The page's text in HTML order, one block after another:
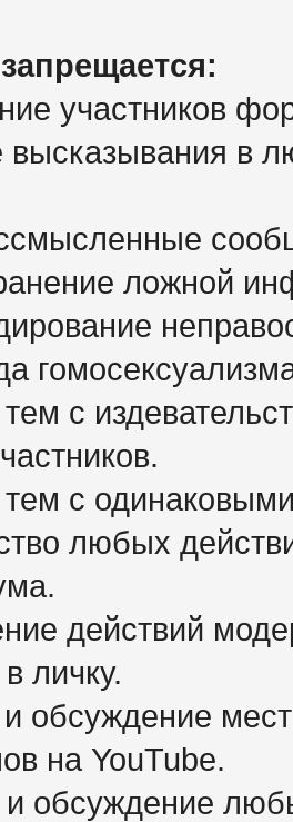
участников
в
ложной
с
с
любых
действий
личку.
обсуждение
на YouTube.
и обсуждение